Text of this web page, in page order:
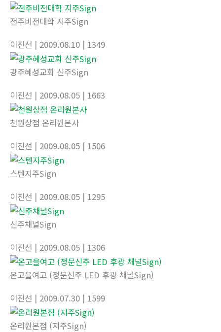
전주비전대학 지주Sign
이진선 | 2009.08.10 | 1349
광주혜성교회 신주Sign
이진선 | 2009.08.05 | 1663
천원상점 온리원본사
이진선 | 2009.08.05 | 1506
스텐지주Sign
이진선 | 2009.08.05 | 1295
신주채널Sign
이진선 | 2009.08.05 | 1306
온고을여고 (정문신주 LED 후광 채널Sign)
이진선 | 2009.07.30 | 1599
온리원본점 (지주Sign)